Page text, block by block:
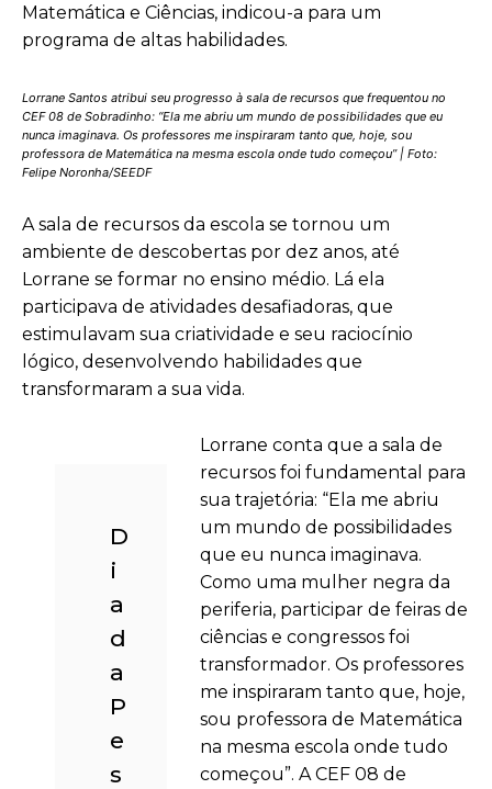
Matemática e Ciências, indicou-a para um
programa de altas habilidades.
Lorrane Santos atribui seu progresso à sala de recursos que frequentou no
CEF 08 de Sobradinho: “Ela me abriu um mundo de possibilidades que eu
nunca imaginava. Os professores me inspiraram tanto que, hoje, sou
professora de Matemática na mesma escola onde tudo começou” | Foto:
Felipe Noronha/SEEDF
A sala de recursos da escola se tornou um
ambiente de descobertas por dez anos, até
Lorrane se formar no ensino médio. Lá ela
participava de atividades desafiadoras, que
estimulavam sua criatividade e seu raciocínio
lógico, desenvolvendo habilidades que
transformaram a sua vida.
D
i
a
d
a
P
e
s
Lorrane conta que a sala de
recursos foi fundamental para
sua trajetória: “Ela me abriu
um mundo de possibilidades
que eu nunca imaginava.
Como uma mulher negra da
periferia, participar de feiras de
ciências e congressos foi
transformador. Os professores
me inspiraram tanto que, hoje,
sou professora de Matemática
na mesma escola onde tudo
começou”. A CEF 08 de